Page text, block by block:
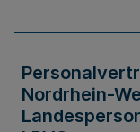
Nordrhein-